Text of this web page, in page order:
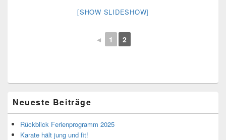
[SHOW SLIDESHOW]
◄ 1 2
Seitenleisten-
Widgetbereich
Neueste Beiträge
Rückblick Ferienprogramm 2025
Karate hält jung und fit!